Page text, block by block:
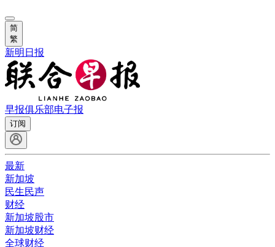
简
繁
新明日报
早报俱乐部电子报
订阅
最新
新加坡
民生民声
财经
新加坡股市
新加坡财经
全球财经